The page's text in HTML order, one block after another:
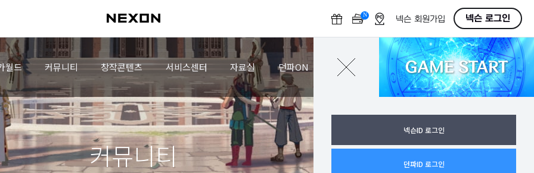
N
F
넥슨 회원가입 넥슨 로그인
월드 커뮤니티 창작콘텐츠 서비스센터 자료실 던파ON GAME START
로그인
넥슨ID 로그인
던파ID 로그인
커뮤니티